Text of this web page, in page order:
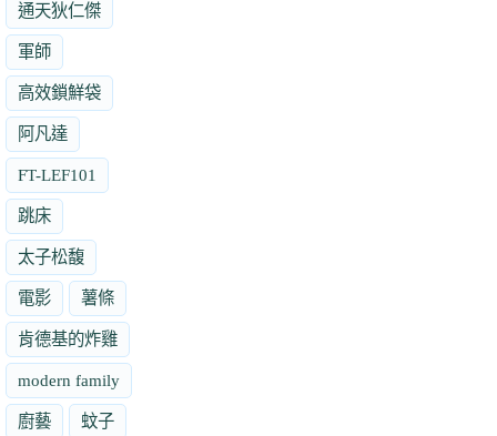
通天狄仁傑
軍師
高效鎖鮮袋
阿凡達
FT-LEF101
跳床
太子松馥
電影 薯條
肯德基的炸雞
modern family
廚藝 蚊子